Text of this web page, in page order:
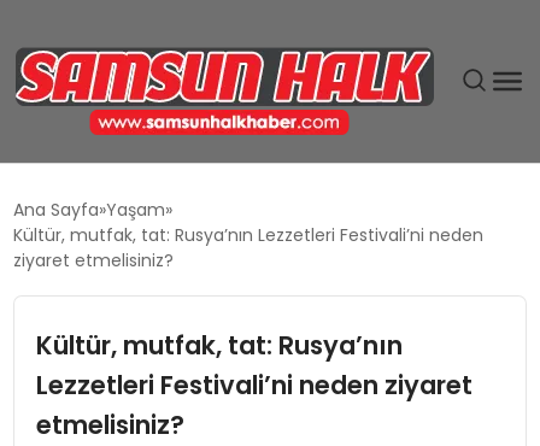
EĞITIM
GÜNDEM
Ana Sayfa Yaşam
Kültür, mutfak, tat: Rusya’nın Lezzetleri Festivali’ni neden
ziyaret etmelisiniz?
Kültür, mutfak, tat: Rusya’nın
Lezzetleri Festivali’ni neden ziyaret
etmelisiniz?